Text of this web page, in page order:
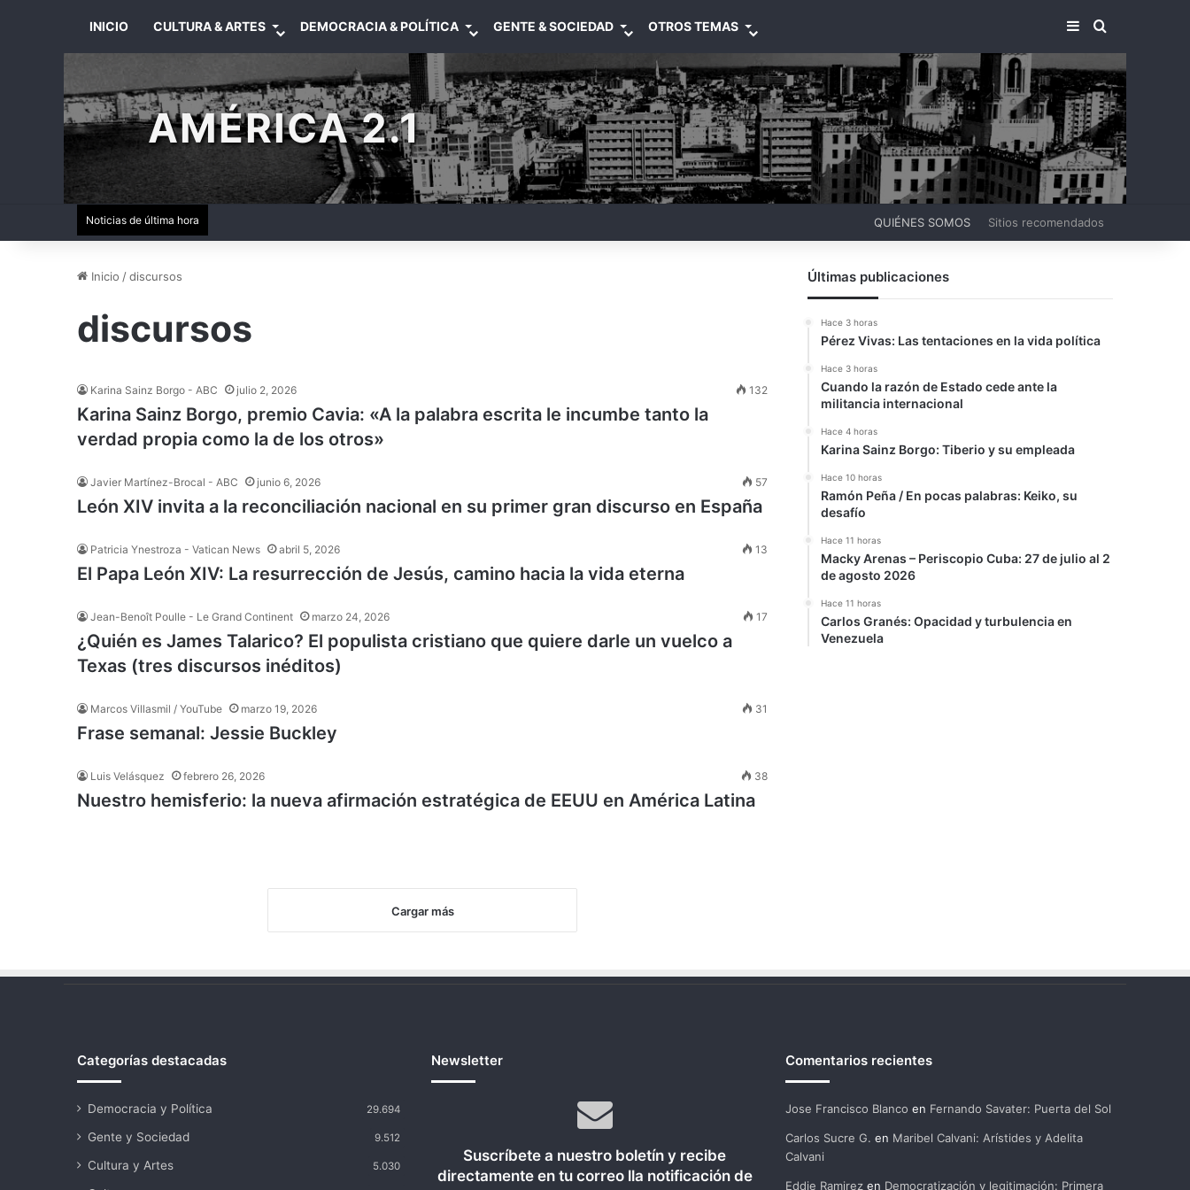
INICIO CULTURA & ARTES DEMOCRACIA & POLÍTICA GENTE & SOCIEDAD OTROS TEMAS BARRA LATERAL
BUSCAR
AMÉRICA 2.1
Noticias de última hora QUIÉNES SOMOS Sitios recomendados
Inicio /discursos
discursos
Karina Sainz Borgo - ABC julio 2, 2026 132
Karina Sainz Borgo, premio Cavia: «A la palabra escrita le incumbe tanto la
verdad propia como la de los otros»
Javier Martínez-Brocal - ABC junio 6, 2026 57
León XIV invita a la reconciliación nacional en su primer gran discurso en España
Patricia Ynestroza - Vatican News abril 5, 2026 13
El Papa León XIV: La resurrección de Jesús, camino hacia la vida eterna
Jean-Benoît Poulle - Le Grand Continent marzo 24, 2026 17
¿Quién es James Talarico? El populista cristiano que quiere darle un vuelco a
Texas (tres discursos inéditos)
Marcos Villasmil / YouTube marzo 19, 2026 31
Frase semanal: Jessie Buckley
Luis Velásquez febrero 26, 2026 38
Nuestro hemisferio: la nueva afirmación estratégica de EEUU en América Latina
Cargar más
Últimas publicaciones
Hace 3 horas
Pérez Vivas: Las tentaciones en la vida política
Hace 3 horas
Cuando la razón de Estado cede ante la
militancia internacional
Hace 4 horas
Karina Sainz Borgo: Tiberio y su empleada
Hace 10 horas
Ramón Peña / En pocas palabras: Keiko, su
desafío
Hace 11 horas
Macky Arenas – Periscopio Cuba: 27 de julio al 2
de agosto 2026
Hace 11 horas
Carlos Granés: Opacidad y turbulencia en
Venezuela
Categorías destacadas
Democracia y Política 29.694
Gente y Sociedad 9.512
Cultura y Artes 5.030
Newsletter
Suscríbete a nuestro boletín y recibe
directamente en tu correo lla notificación de
Comentarios recientes
Jose Francisco Blanco en Fernando Savater: Puerta del Sol
Carlos Sucre G. en Maribel Calvani: Arístides y Adelita
Calvani
Eddie Ramirezen Democratización y legitimación: Primera